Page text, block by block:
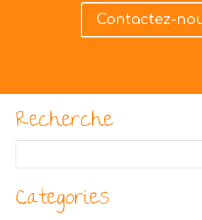
Contactez-
Recherche
Categories